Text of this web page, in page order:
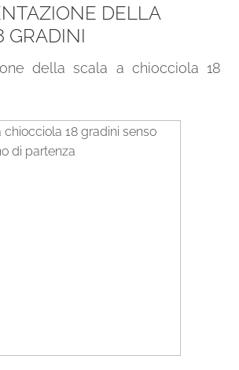
DELLA
GRADINI
della scala a chiocciola 18